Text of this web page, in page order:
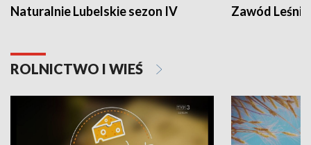
Naturalnie Lubelskie sezon IV Zawód Leśnik
ROLNICTWO I WIEŚ